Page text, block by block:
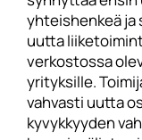
yhteishenkeä ja
uutta
verkostossa
yrityksille.
vahvasti uutta
kyvykkyyden